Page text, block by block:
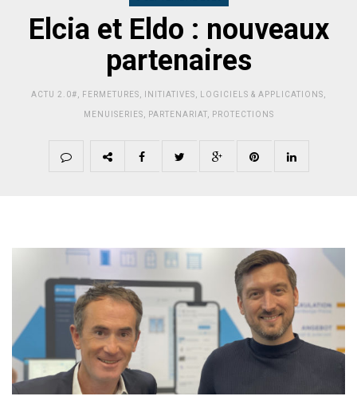
Elcia et Eldo : nouveaux
partenaires
ACTU 2.0# FERMETURES INITIATIVES LOGICIELS & APPLICATIONS
MENUISERIES PARTENARIAT, PROTECTIONS